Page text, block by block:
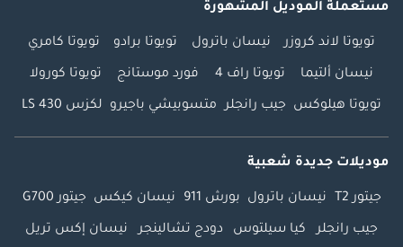
مستعملة الموديل المشهورة
تويوتا لاند كروزر نيسان باترول تويوتا برادو تويوتا كامري
نيسان ألتيما تويوتا راف 4 فورد موستانج تويوتا كورولا
تويوتا هيلوكس جيب رانجلر متسوبيشي باجيرو لكزس LS 430
موديلات جديدة شعبية
جيتور T2 نيسان باترول بورش 911 نيسان كيكس جيتور G700
جيب رانجلر كيا سيلتوس دودج تشالينجر نيسان إكس تريل